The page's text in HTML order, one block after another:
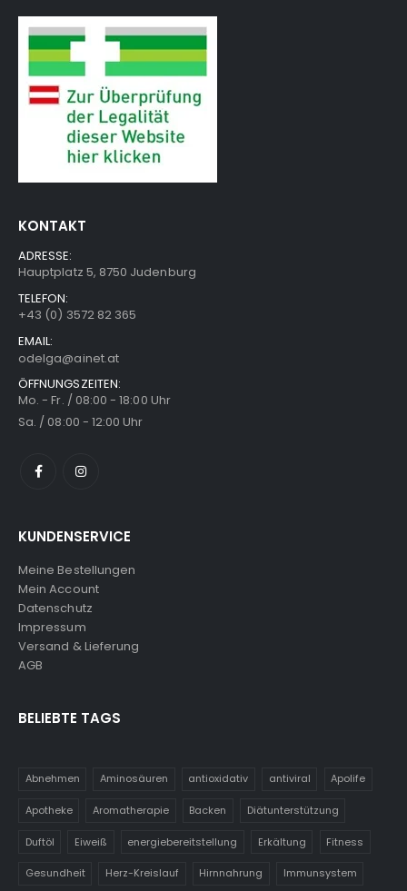
KONTAKT
ADRESSE:
Hauptplatz 5, 8750 Judenburg
TELEFON:
+43 (0) 3572 82 365
EMAIL:
odelga@ainet.at
ÖFFNUNGSZEITEN:
Mo. - Fr. / 08:00 - 18:00 Uhr
Sa. / 08:00 - 12:00 Uhr
KUNDENSERVICE
Meine Bestellungen
Mein Account
Datenschutz
Impressum
Versand & Lieferung
AGB
BELIEBTE TAGS
Abnehmen Aminosäuren antioxidativ antiviral Apolife
Apotheke Aromatherapie Backen Diätunterstützung
Duftöl Eiweiß energiebereitstellung Erkältung Fitness
Gesundheit Herz-Kreislauf Hirnnahrung Immunsystem